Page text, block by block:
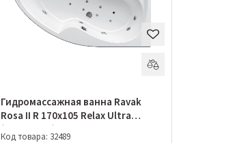
Гидромассажная ванна Ravak
Rosa II R 170х105 Relax Ultra
(GMSR0829)
Код товара: 32489